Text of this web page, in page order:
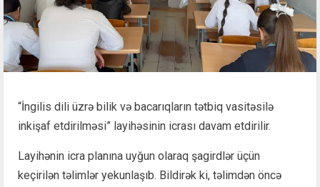
“İngilis dili üzrə bilik və bacarıqların tətbiq vasitəsilə
inkişaf etdirilməsi” layihəsinin icrası davam etdirilir.
Layihənin icra planına uyğun olaraq şagirdlər üçün
keçirilən təlimlər yekunlaşıb. Bildirək ki, təlimdən öncə